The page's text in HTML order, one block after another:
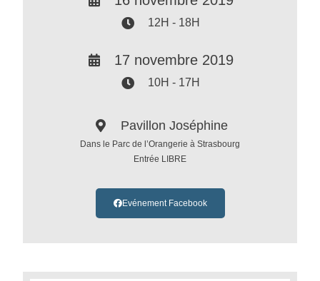
12H - 18H
17 novembre 2019
10H - 17H
Pavillon Joséphine
Dans le Parc de l’Orangerie à Strasbourg
Entrée LIBRE
Evénement Facebook